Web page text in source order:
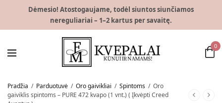
Dėmesio! Atostogaujame, todėl siuntos siunčiamos
nereguliariai – 1–2 kartus per savaitę.
0
Pradžia / Parduotuvė / Oro gaivikliai / Spintoms / Oro
gaiviklis spintoms – PURE 472 kvapo (1 vnt.) ( Įkvėpti Creed